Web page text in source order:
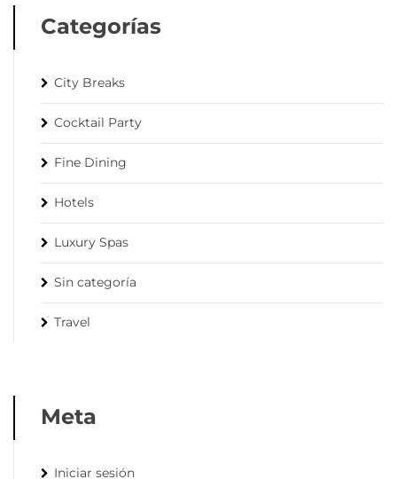
Categorías
City Breaks
Cocktail Party
Fine Dining
Hotels
Luxury Spas
Sin categoría
Travel
Meta
Iniciar sesión